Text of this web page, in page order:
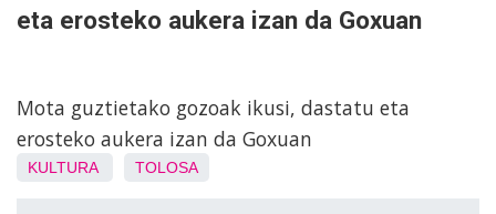
eta erosteko aukera izan da Goxuan
Mota guztietako gozoak ikusi, dastatu eta
erosteko aukera izan da Goxuan
KULTURA TOLOSA